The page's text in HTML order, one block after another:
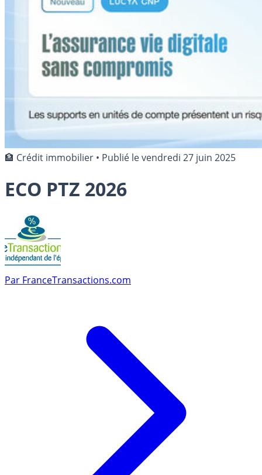
🏦 Crédit immobilier • Publié levendredi 27 juin 2025
ECO PTZ 2026
Par FranceTransactions.com